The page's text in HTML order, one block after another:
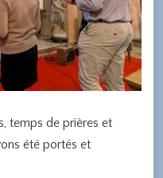
temps de prières et
été portés et